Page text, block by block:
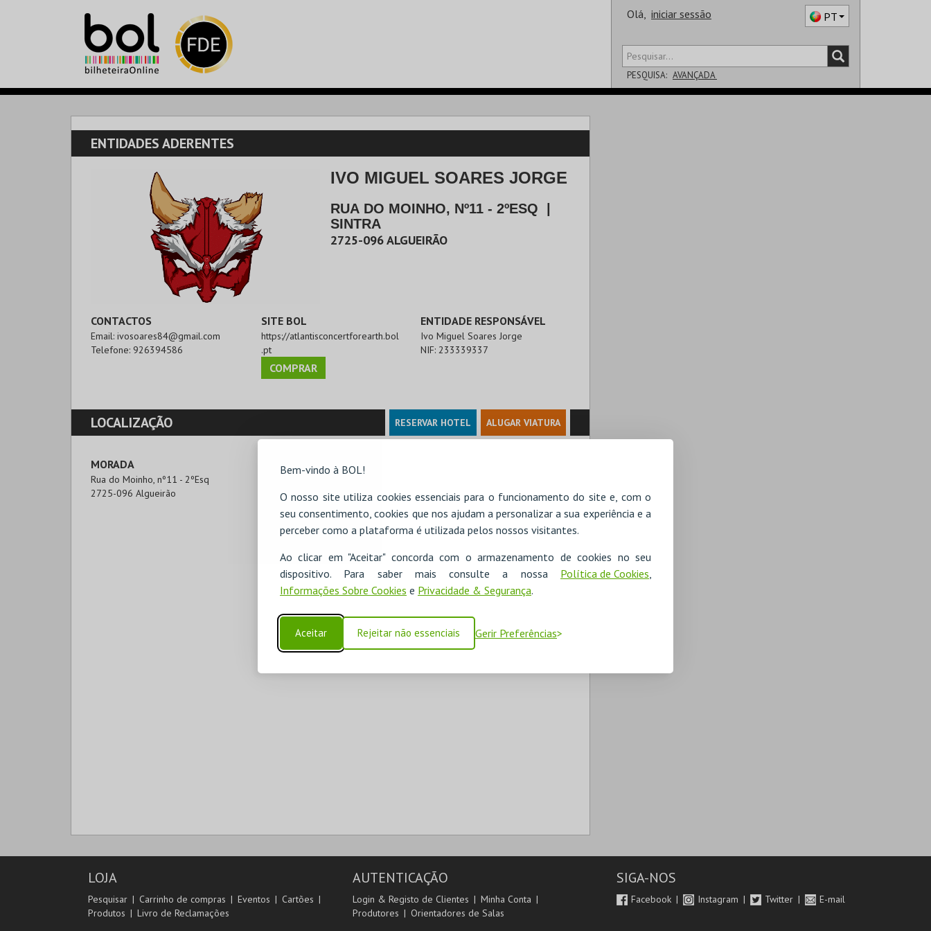
Bem-vindo à BOL!
O nosso site utiliza cookies essenciais para o funcionamento do site e, com o
seu consentimento, cookies que nos ajudam a personalizar a sua experiência e a
perceber como a plataforma é utilizada pelos nossos visitantes.
Ao clicar em "Aceitar" concorda com o armazenamento de cookies no seu
dispositivo. Para saber mais consulte a nossa Política de Cookies,
Informações Sobre Cookies e Privacidade & Segurança.
Aceitar Rejeitar não essenciais Gerir Preferências
Olá, iniciar sessão PT
PESQUISA: AVANÇADA
ENTIDADES ADERENTES
IVO MIGUEL SOARES JORGE
RUA DO MOINHO, Nº11 - 2ºESQ
SINTRA
2725-096ALGUEIRÃO
CONTACTOS
Email: ivosoares84@gmail.com
Telefone: 926394586
SITE BOL
https://atlantisconcertforearth.bol
.pt
COMPRAR
ENTIDADE RESPONSÁVEL
Ivo Miguel Soares Jorge
NIF:233339337
LOCALIZAÇÃO RESERVAR HOTEL ALUGAR VIATURA
MORADA
Rua do Moinho, nº11 - 2ºEsq
2725-096 Algueirão
LOJA
Pesquisar Carrinho de compras Eventos
Cartões
Produtos
Livro de Reclamações
AUTENTICAÇÃO
Login & Registo de Clientes
Minha Conta
Produtores
Orientadores de Salas
SIGA-NOS
Facebook Instagram Twitter E-mail